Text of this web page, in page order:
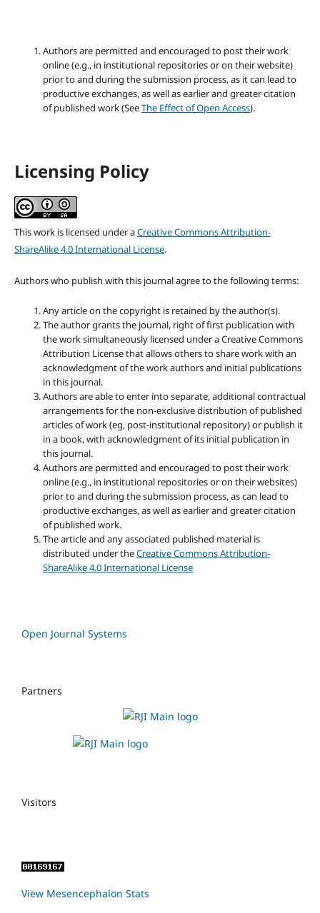
Authors are permitted and encouraged to post their work
online (e.g., in institutional repositories or on their website)
prior to and during the submission process, as it can lead to
productive exchanges, as well as earlier and greater citation
of published work (SeeThe Effect of Open Access).
Licensing Policy
This work is licensed under aCreative Commons Attribution-
ShareAlike 4.0 International License.
Authors who publish with this journal agree to the following terms:
Any article on the copyright is retained by the author(s).
The author grants the journal, right of first publication with
the work simultaneously licensed under a Creative Commons
Attribution License that allows others to share work with an
acknowledgment of the work authors and initial publications
in this journal.
Authors are able to enter into separate, additional contractual
arrangements for the non-exclusive distribution of published
articles of work (eg, post-institutional repository) or publish it
in a book, with acknowledgment of its initial publication in
this journal.
Authors are permitted and encouraged to post their work
online (e.g., in institutional repositories or on their websites)
prior to and during the submission process, as can lead to
productive exchanges, as well as earlier and greater citation
of published work.
The article and any associated published material is
distributed under theCreative Commons Attribution-
ShareAlike 4.0 International License
Open Journal Systems
Partners
Visitors
View Mesencephalon Stats